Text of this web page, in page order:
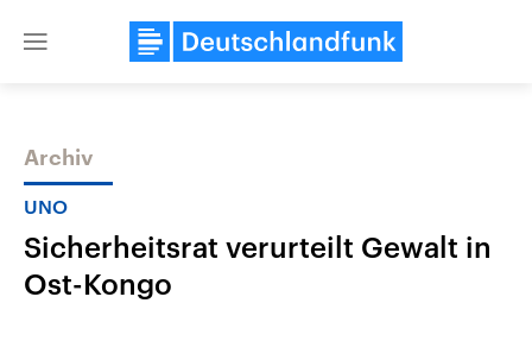
Close
Themen
Archiv
UNO
Sicherheitsrat verurteilt Gewalt in
Ost-Kongo